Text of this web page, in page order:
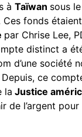
à Taïwan sous
Ces fonds
par Chrise Lee,
distinct a
d’une société
Depuis, ce
la Justice
de l’argent pour